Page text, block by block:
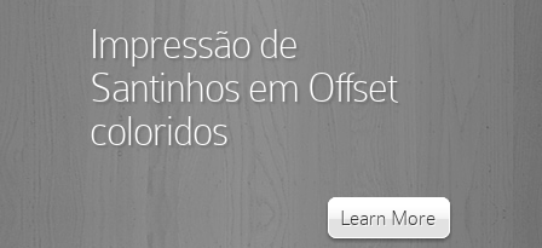
Impressão de
Santinhos em Offset
coloridos
Learn More